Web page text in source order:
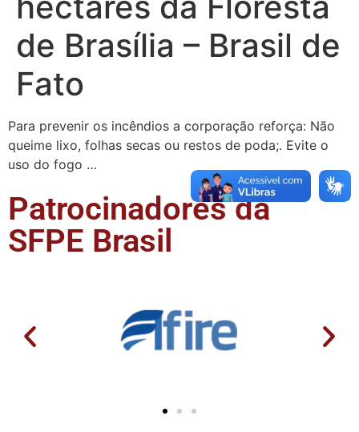
de Brasília – Brasil de
Fato
Para prevenir os incêndios a corporação reforça: Não
queime lixo, folhas secas ou restos de poda;. Evite o
uso do fogo …
Patrocinadores da
SFPE Brasil